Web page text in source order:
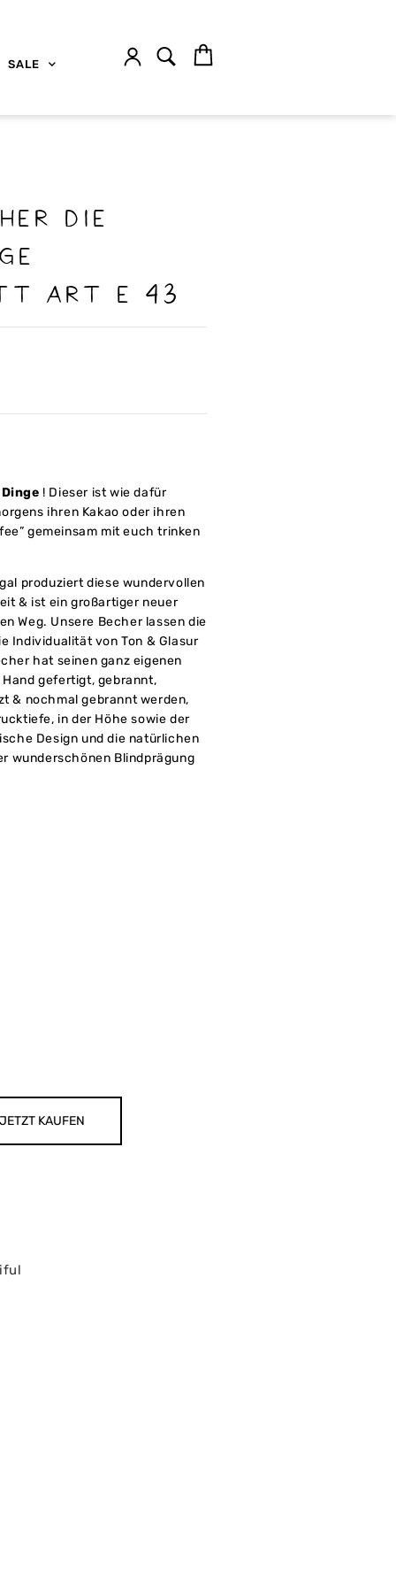
SALE
die
Art E 43
! Dieser ist wie dafür
ihren Kakao oder ihren
gemeinsam mit euch trinken
produziert diese wundervollen
& ist ein großartiger neuer
Weg. Unsere Becher lassen die
Individualität von Ton & Glasur
hat seinen ganz eigenen
gefertigt, gebrannt,
& nochmal gebrannt werden,
in der Höhe sowie der
Design und die natürlichen
wunderschönen Blindprägung
KAUFEN